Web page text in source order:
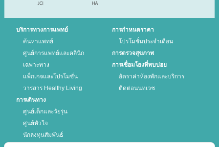
บริการทางการแพทย์
ค้นหาแพทย์
ศูนย์การแพทย์และคลินิก
เฉพาะทาง
แพ็กเกจและโปรโมชั่น
วารสาร Healthy Living
การกำหนดราคา
โปรโมชั่นประจำเดือน
การตรวจสุขภาพ
การเชื่อมโยงที่พบบ่อย
อัตราค่าห้องพักและบริการ
ติดต่อนนทเวช
การเดินทาง
ศูนย์เด็กและวัยรุ่น
ศูนย์หัวใจ
นักลงทุนสัมพันธ์